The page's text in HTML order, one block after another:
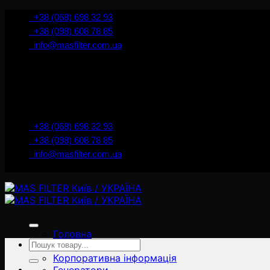
İçeriğe+38 (068) 698 32 93
+38 (098) 608 78 85
info@masfilter.com.ua
+38 (068) 698 32 93
+38 (098) 608 78 85
info@masfilter.com.ua
Головна
Товари
Корпоративна інформація
Ara: